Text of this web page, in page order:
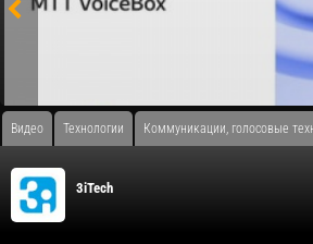
Видео Технологии Коммуникации, голосовые
3iTech